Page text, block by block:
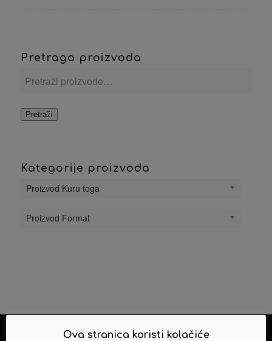
Pretraga proizvoda
Pretraži
Kategorije proizvoda
Proizvod Kuru toga
Proizvod Format
Ova stranica koristi kolačiće